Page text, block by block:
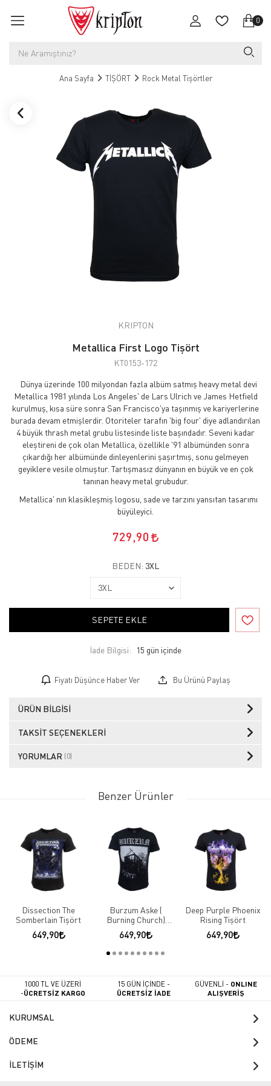
0
Ana Sayfa TİŞÖRT Rock Metal Tişörtler
KRIPTON
Metallica First Logo Tişört
KT0153-172
Dünya üzerinde 100 milyondan fazla albüm satmış heavy metal devi
Metallica 1981 yılında Los Angeles' de Lars Ulrich ve James Hetfield
kurulmuş, kısa süre sonra San Francisco'ya taşınmış ve kariyerlerine
burada devam etmişlerdir. Otoriteler tarafın 'big four' diye adlandırılan
4 büyük thrash metal grubu listesinde liste başındadır. Seveni kadar
eleştireni de çok olan Metallica, özellikle '91 albümünden sonra
çıkardığı her albümünde dinleyenlerini şaşırtmış, sonu gelmeyen
geyiklere vesile olmuştur. Tartışmasız dünyanın en büyük ve en çok
tanınan heavy metal grubudur.
Metallica' nın klasikleşmiş logosu, sade ve tarzını yansıtan tasarımı
büyüleyici.
729,90
BEDEN: 3XL
SEPETE EKLE
İade Bilgisi:
Fiyatı Düşünce Haber Ver Bu Ürünü Paylaş
ÜRÜN BILGISI
TAKSIT SEÇENEKLERI
YORUMLAR (0)
Benzer Ürünler
Dissection The
Somberlain Tişört
649,90
Burzum Aske (
Burning Church)
Tişört
649,90
Deep Purple Phoenix
Rising Tişört
649,90
1000 TL VE ÜZERİ
-ÜCRETSİZ KARGO
15 GÜN İÇİNDE -
ÜCRETSİZ İADE
GÜVENLİ - ONLINE
ALIŞVERİŞ
KURUMSAL
ÖDEME
İLETİŞİM